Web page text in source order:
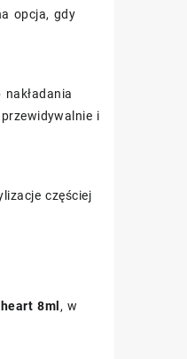
opcja, gdy
i
częściej
8ml , w